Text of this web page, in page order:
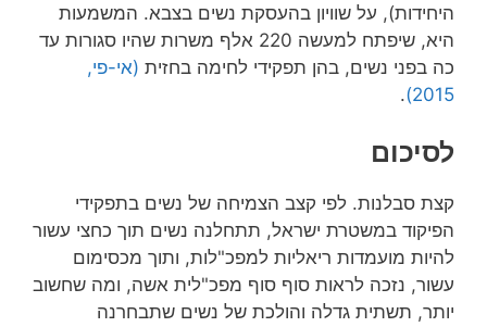
היחידות), על שוויון בהעסקת נשים בצבא. המשמעות
היא, שיפתח למעשה 220 אלף משרות שהיו סגורות עד
כה בפני נשים, בהן תפקידי לחימה בחזית(אי-פי,
2015)
.
לסיכום
קצת סבלנות. לפי קצב הצמיחה של נשים בתפקידי
הפיקוד במשטרת ישראל, תתחלנה נשים תוך כחצי עשור
להיות מועמדות ריאליות למפכ"לות, ותוך מכסימום
עשור, נזכה לראות סוף סוף מפכ"לית אשה, ומה שחשוב
יותר, תשתית גדלה והולכת של נשים שתבחרנה